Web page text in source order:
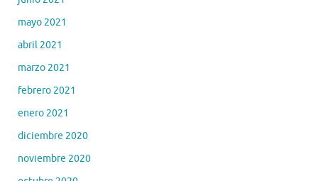
mayo 2021
abril 2021
marzo 2021
febrero 2021
enero 2021
diciembre 2020
noviembre 2020